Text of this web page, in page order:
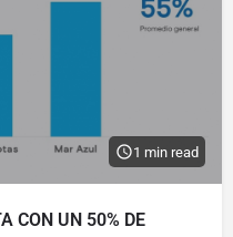
1 min read
CON UN 50% DE